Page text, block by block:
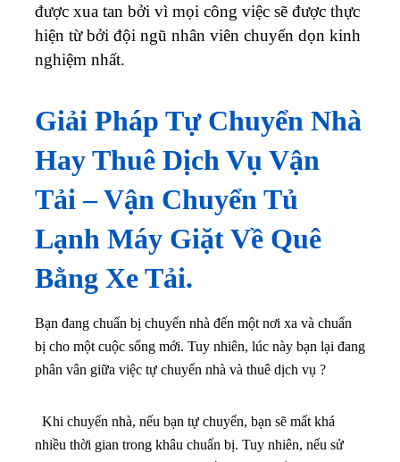
được xua tan bởi vì mọi công việc sẽ được thực
hiện từ bởi đội ngũ nhân viên chuyển dọn kinh
nghiệm nhất.
Giải Pháp Tự Chuyển Nhà
Hay Thuê Dịch Vụ Vận
Tải – Vận Chuyển Tủ
Lạnh Máy Giặt Về Quê
Bằng Xe Tải.
Bạn đang chuẩn bị chuyển nhà đến một nơi xa và chuẩn
bị cho một cuộc sống mới. Tuy nhiên, lúc này bạn lại đang
phân vân giữa việc tự chuyển nhà và thuê dịch vụ ?
Khi chuyển nhà, nếu bạn tự chuyển, bạn sẽ mất khá
nhiều thời gian trong khâu chuẩn bị. Tuy nhiên, nếu sử